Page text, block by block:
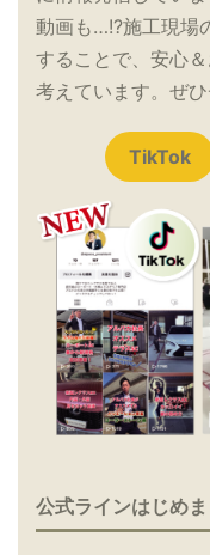
動画も…!?施工現場
することで、安心
考えています。ぜ
TikTok
公式ラインはじめ